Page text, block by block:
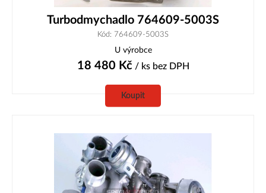
Turbodmychadlo 764609-5003S
Kód: 764609-5003S
U výrobce
18 480 Kč/ ks bez DPH
Koupit